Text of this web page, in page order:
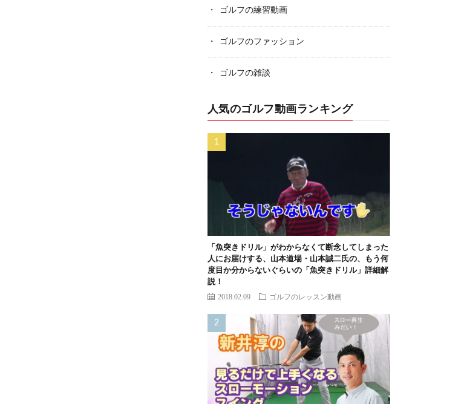
ゴルフの練習動画
ゴルフのファッション
ゴルフの雑談
人気のゴルフ動画ランキング
「魚突きドリル」がわからなくて断念してしまった
人にお届けする、山本道場・山本誠二氏の、もう何
度目か分からないぐらいの「魚突きドリル」詳細解
説！
2018.02.09 ゴルフのレッスン動画